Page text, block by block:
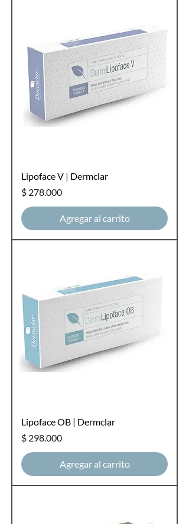
Lipoface V | Dermclar
Precio
$ 278.000
Agregar al carrito
Lipoface OB | Dermclar
Precio
$ 298.000
Agregar al carrito